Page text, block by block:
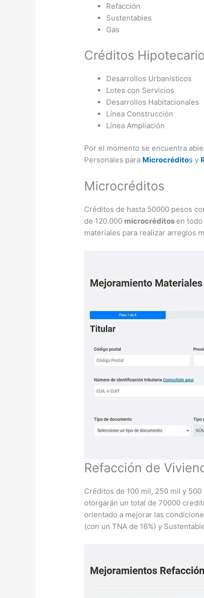
Refacción
Sustentables
Gas
Créditos
Desarrollos Urbanísticos
Lotes con Servicios
Desarrollos Habitacionales
Línea Construcción
Línea Ampliación
Por el momento se encuentra
Personales para Microcréditosy
Microcréditos
Créditos de hasta 50000 pesos
de 120.000 microcréditos en
materiales para realizar arreglos
Refacción de
Créditos de 100 mil, 250 mil y
otorgarán un total de 70000
orientado a mejorar las
(con un TNA de 16%) y